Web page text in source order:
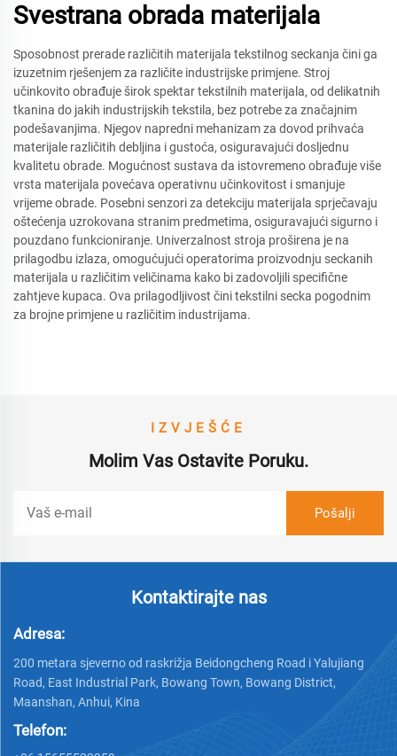
Svestrana obrada materijala
Sposobnost prerade različitih materijala tekstilnog seckanja čini ga
izuzetnim rješenjem za različite industrijske primjene. Stroj
učinkovito obrađuje širok spektar tekstilnih materijala, od delikatnih
tkanina do jakih industrijskih tekstila, bez potrebe za značajnim
podešavanjima. Njegov napredni mehanizam za dovod prihvaća
materijale različitih debljina i gustoća, osiguravajući dosljednu
kvalitetu obrade. Mogućnost sustava da istovremeno obrađuje više
vrsta materijala povećava operativnu učinkovitost i smanjuje
vrijeme obrade. Posebni senzori za detekciju materijala sprječavaju
oštećenja uzrokovana stranim predmetima, osiguravajući sigurno i
pouzdano funkcioniranje. Univerzalnost stroja proširena je na
prilagodbu izlaza, omogućujući operatorima proizvodnju seckanih
materijala u različitim veličinama kako bi zadovoljili specifične
zahtjeve kupaca. Ova prilagodljivost čini tekstilni secka pogodnim
za brojne primjene u različitim industrijama.
IZVJEŠĆE
Molim Vas Ostavite Poruku.
Kontaktirajte nas
Adresa:
200 metara sjeverno od raskrižja Beidongcheng Road i Yalujiang
Road, East Industrial Park, Bowang Town, Bowang District,
Maanshan, Anhui, Kina
Telefon: